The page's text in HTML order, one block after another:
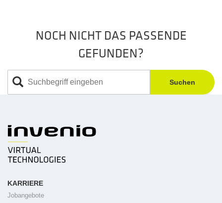
NOCH NICHT DAS PASSENDE
GEFUNDEN?
Suchen
KARRIERE
Jobangebote